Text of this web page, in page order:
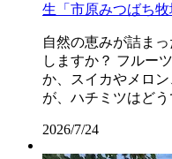
生「市原みつばち牧
自然の恵みが詰ま
しますか？ フルーツとか、さつまいもの甘いところと
か、スイカやメロ
2026/7/24